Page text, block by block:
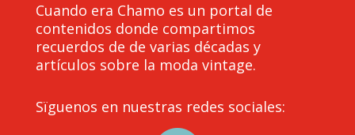
Cuando era Chamo es un portal de
contenidos donde compartimos
recuerdos de de varias décadas y
artículos sobre la moda vintage.
Sïguenos en nuestras redes sociales: